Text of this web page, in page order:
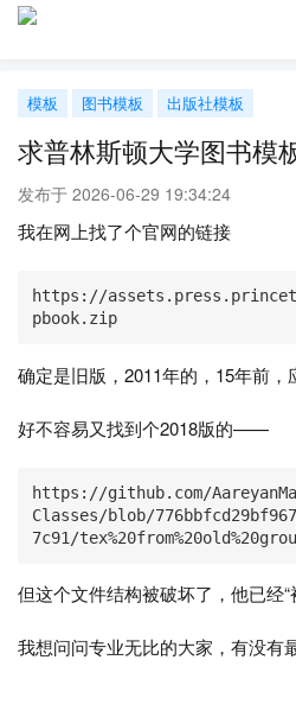
模板 图书模板 出版社模板
求普林斯顿大学图书模
发布于 2026-06-29 19:34:24
我在网上找了个官网的链接
https://
确定是旧版，2011年的，15年前，
好不容易又找到个2018版的——
https://github.com/
Classes/blob/
但这个文件结构被破坏了，他已经“
我想问问专业无比的大家，有没有